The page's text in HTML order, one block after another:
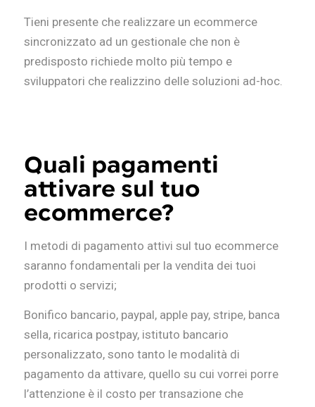
Tieni presente che realizzare un ecommerce
sincronizzato ad un gestionale che non è
predisposto richiede molto più tempo e
sviluppatori che realizzino delle soluzioni ad-hoc.
Quali pagamenti
attivare sul tuo
ecommerce?
I metodi di pagamento attivi sul tuo ecommerce
saranno fondamentali per la vendita dei tuoi
prodotti o servizi;
Bonifico bancario, paypal, apple pay, stripe, banca
sella, ricarica postpay, istituto bancario
personalizzato, sono tanto le modalità di
pagamento da attivare, quello su cui vorrei porre
l’attenzione è il costo per transazione che